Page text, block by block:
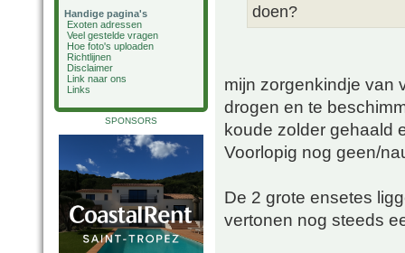
Handige pagina's
Exoten adressen
Veel gestelde vragen
Hoe foto's uploaden
Richtlijnen
Disclaimer
Link naar ons
Links
SPONSORS
doen?
mijn zorgenkindje van
drogen en te
koude zolder gehaald
Voorlopig nog geen/
De 2 grote ensetes
vertonen nog steeds